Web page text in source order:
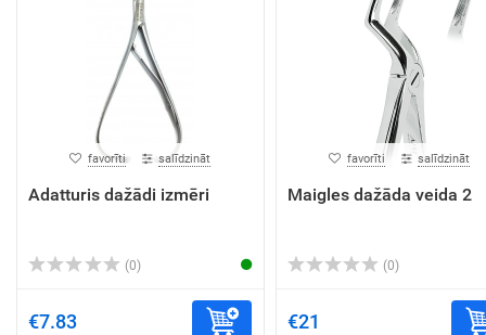
favorīti salīdzināt
Adatturis dažādi izmēri
(0)
€7.83
favorīti salīdzināt
Maigles dažāda veida 2
(0)
€21